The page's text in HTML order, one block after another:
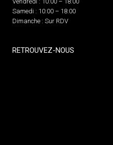
Samedi : 10:00 – 18:00
Dimanche : Sur RDV
RETROUVEZ-NOUS